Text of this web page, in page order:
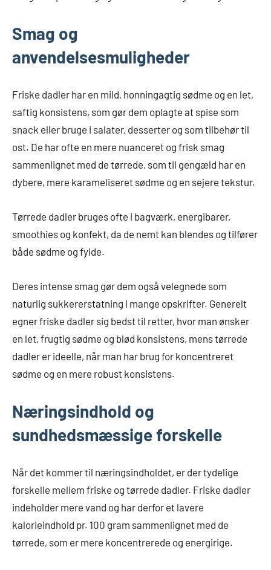
Smag og
anvendelsesmuligheder
Friske dadler har en mild, honningagtig sødme og en let,
saftig konsistens, som gør dem oplagte at spise som
snack eller bruge i salater, desserter og som tilbehør til
ost. De har ofte en mere nuanceret og frisk smag
sammenlignet med de tørrede, som til gengæld har en
dybere, mere karameliseret sødme og en sejere tekstur.
Tørrede dadler bruges ofte i bagværk, energibarer,
smoothies og konfekt, da de nemt kan blendes og tilfører
både sødme og fylde.
Deres intense smag gør dem også velegnede som
naturlig sukkererstatning i mange opskrifter. Generelt
egner friske dadler sig bedst til retter, hvor man ønsker
en let, frugtig sødme og blød konsistens, mens tørrede
dadler er ideelle, når man har brug for koncentreret
sødme og en mere robust konsistens.
Næringsindhold og
sundhedsmæssige forskelle
Når det kommer til næringsindholdet, er der tydelige
forskelle mellem friske og tørrede dadler. Friske dadler
indeholder mere vand og har derfor et lavere
kalorieindhold pr. 100 gram sammenlignet med de
tørrede, som er mere koncentrerede og energirige.